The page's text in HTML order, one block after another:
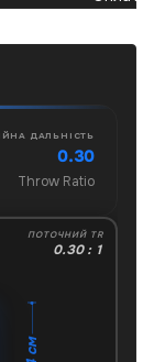
ДАЛЬНІСТЬ
0.30
Throw Ratio
ПОТОЧНИЙ TR
0.30 : 1